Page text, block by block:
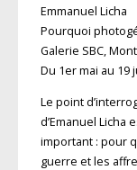
Emmanuel Licha
Pourquoi
Galerie SBC,
Du 1er mai au 19
Le point
d’Emanuel Licha
important : pour
guerre et les